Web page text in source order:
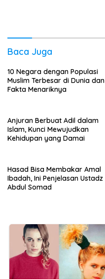
Baca Juga
10 Negara dengan Populasi
Muslim Terbesar di Dunia dan
Fakta Menariknya
Anjuran Berbuat Adil dalam
Islam, Kunci Mewujudkan
Kehidupan yang Damai
Hasad Bisa Membakar Amal
Ibadah, Ini Penjelasan Ustadz
Abdul Somad